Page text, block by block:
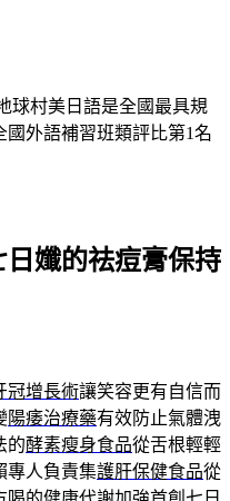
球村美日語是全國最具規
外語補習班類評比第1名
孅的祛痘膏保持
冠增長術讓笑容更有自信而
陽痿治療藥有效防止氣體洩
的酵素瘦身食品從舌根輕輕
專人負責集護肝保健食品從